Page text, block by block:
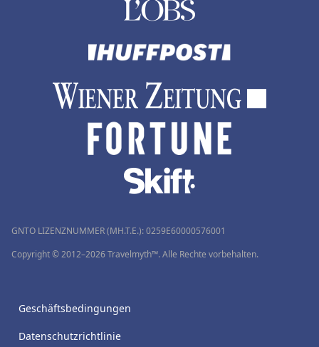
GNTO LIZENZNUMMER (MH.T.E.): 0259Ε60000576001
Copyright © 2012–2026 Travelmyth™. Alle Rechte vorbehalten.
Geschäftsbedingungen
Datenschutzrichtlinie